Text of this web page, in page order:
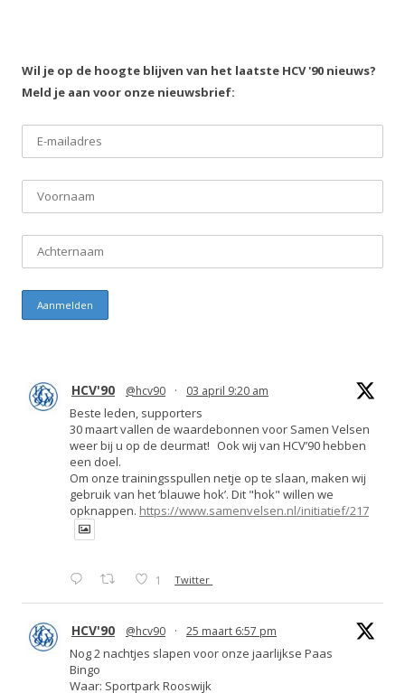
Wil je op de hoogte blijven van het laatste HCV '90 nieuws?
Meld je aan voor onze nieuwsbrief:
HCV'90 @hcv90 · 03 april 9:20 am
Beste leden, supporters
30 maart vallen de waardebonnen voor Samen Velsen
weer bij u op de deurmat! Ook wij van HCV’90 hebben
een doel.
Om onze trainingsspullen netje op te slaan, maken wij
gebruik van het ‘blauwe hok’. Dit "hok" willen we
opknappen. https://www.samenvelsen.nl/initiatief/217
1 Twitter
HCV'90 @hcv90 · 25 maart 6:57 pm
Nog 2 nachtjes slapen voor onze jaarlijkse Paas
Bingo
Waar: Sportpark Rooswijk